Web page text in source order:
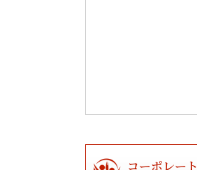
コーポレート